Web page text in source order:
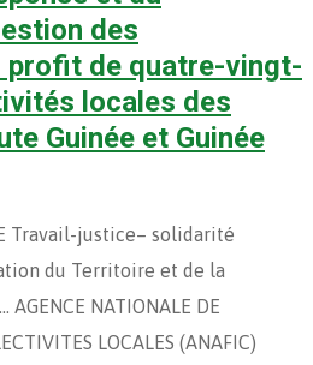
des
profit de quatre-vingt-
locales des
Guinée et Guinée
Travail-justice– solidarité
du Territoire et de la
NATIONALE DE
LOCALES (ANAFIC)